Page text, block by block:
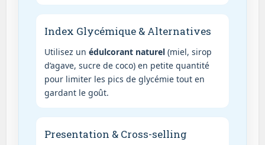
Index Glycémique & Alternatives
Utilisez unédulcorant naturel (miel, sirop
d’agave, sucre de coco) en petite quantité
pour limiter les pics de glycémie tout en
gardant le goût.
Presentation & Cross-selling